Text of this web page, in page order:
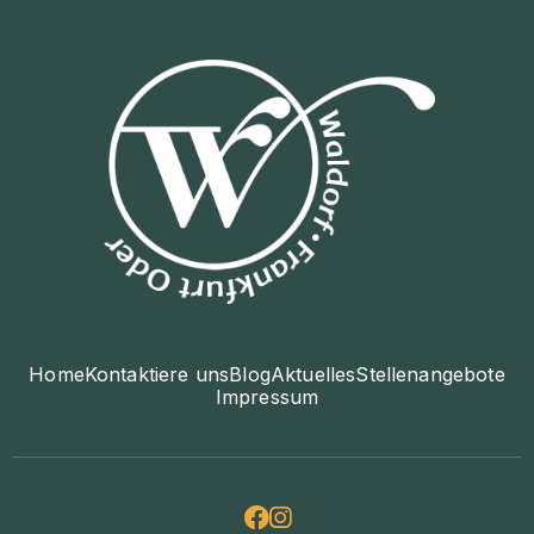
HomeKontaktiere unsBlogAktuellesStellenangebote
Impressum
